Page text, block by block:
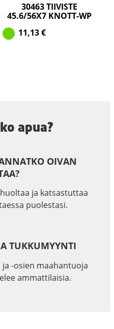
30463 TIIVISTE
45.6/56X7 KNOTT-WP
11,13€
apua?
OIVAN
huoltaa ja katsastuttaa
puolestasi.
TUKKUMYYNTI
-osien maahantuoja
ammattilaisia.